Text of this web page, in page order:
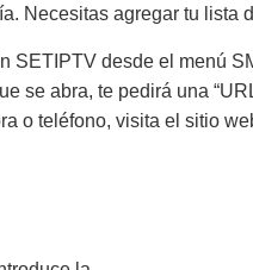
Necesitas agregar tu lista
SETIPTV desde el menú
se abra, te pedirá una
o teléfono, visita el sitio